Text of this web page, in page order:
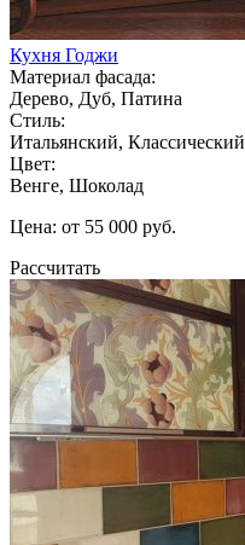
Кухня Годжи
Материал фасада:
Дерево, Дуб, Патина
Стиль:
Итальянский, Классический
Цвет:
Венге, Шоколад
Цена: от 55 000 руб.
Рассчитать